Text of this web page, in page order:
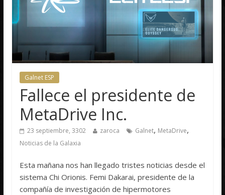
Galnet ESP
Fallece el presidente de
MetaDrive Inc.
23 septiembre, 3302 zaroca Galnet, MetaDrive,
Noticias de la Galaxia
Esta mañana nos han llegado tristes noticias desde el
sistema Chi Orionis. Femi Dakarai, presidente de la
compañía de investigación de hipermotores